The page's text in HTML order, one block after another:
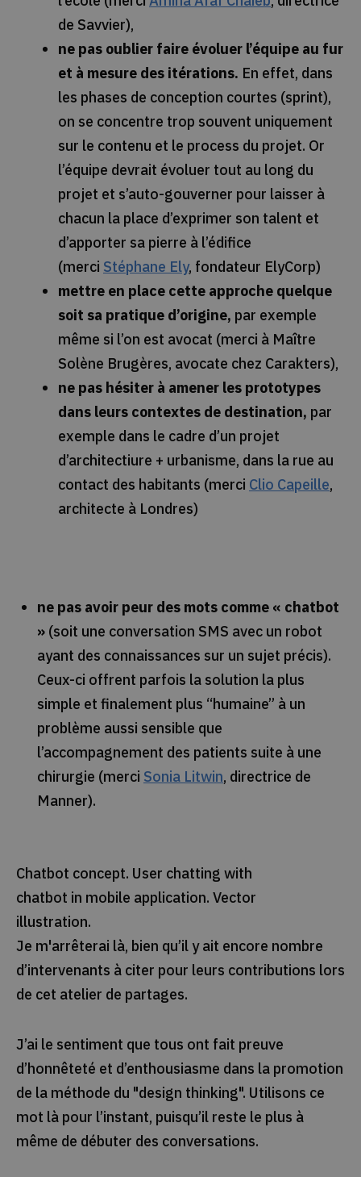
de Savvier),
ne pas oublier faire évoluer l’équipe au fur
et à mesure des itérations. En effet, dans
les phases de conception courtes (sprint),
on se concentre trop souvent uniquement
sur le contenu et le process du projet. Or
l’équipe devrait évoluer tout au long du
projet et s’auto-gouverner pour laisser à
chacun la place d’exprimer son talent et
d’apporter sa pierre à l’édifice
(merci Stéphane Ely, fondateur ElyCorp)
mettre en place cette approche quelque
soit sa pratique d’origine, par exemple
même si l’on est avocat (merci à Maître
Solène Brugères, avocate chez Carakters),
ne pas hésiter à amener les prototypes
dans leurs contextes de destination, par
exemple dans le cadre d’un projet
d’architectiure + urbanisme, dans la rue au
contact des habitants (merci Clio Capeille,
architecte à Londres)
ne pas avoir peur des mots comme « chatbot
»(soit une conversation SMS avec un robot
ayant des connaissances sur un sujet précis).
Ceux-ci offrent parfois la solution la plus
simple et finalement plus “humaine” à un
problème aussi sensible que
l’accompagnement des patients suite à une
chirurgie (merci Sonia Litwin, directrice de
Manner).
Chatbot concept. User chatting with
chatbot in mobile application. Vector
illustration.
Je m'arrêterai là, bien qu’il y ait encore nombre
d’intervenants à citer pour leurs contributions lors
de cet atelier de partages.
J’ai le sentiment que tous ont fait preuve
d’honnêteté et d’enthousiasme dans la promotion
de la méthode du "design thinking". Utilisons ce
mot là pour l’instant, puisqu’il reste le plus à
même de débuter des conversations.